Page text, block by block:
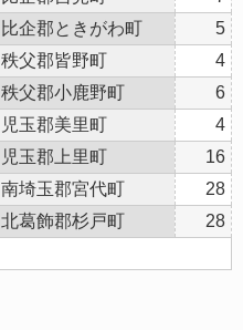
比企郡ときがわ町
5
秩父郡皆野町
4
秩父郡小鹿野町
6
児玉郡美里町
4
児玉郡上里町
16
南埼玉郡宮代町
28
北葛飾郡杉戸町
28